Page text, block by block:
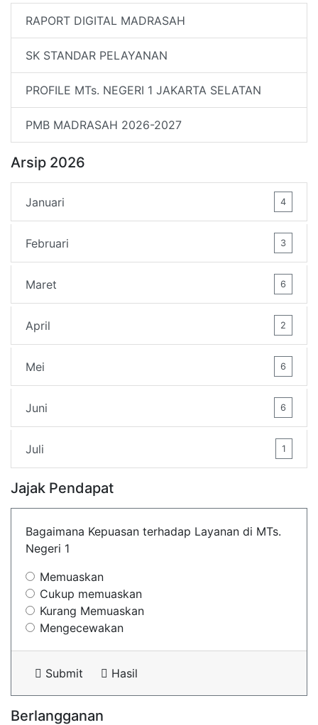
RAPORT DIGITAL MADRASAH
SK STANDAR PELAYANAN
PROFILE MTs. NEGERI 1 JAKARTA SELATAN
PMB MADRASAH 2026-2027
Arsip 2026
Januari 4
Februari 3
Maret 6
April 2
Mei 6
Juni 6
Juli 1
Jajak Pendapat
Bagaimana Kepuasan terhadap Layanan di MTs.
Negeri 1
Memuaskan
Cukup memuaskan
Kurang Memuaskan
Mengecewakan
Submit Hasil
Berlangganan